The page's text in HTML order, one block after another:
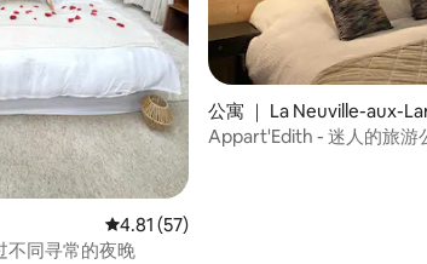
平均评分 4.81 分（满分 5 分），共 57 条
4.81 (57)
不同寻常的夜晚
公寓 ｜ La Neuville-aux-
Appart'Edith - 迷人的旅游